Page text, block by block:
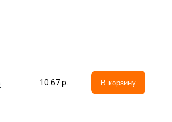
10.67 p. В корзину